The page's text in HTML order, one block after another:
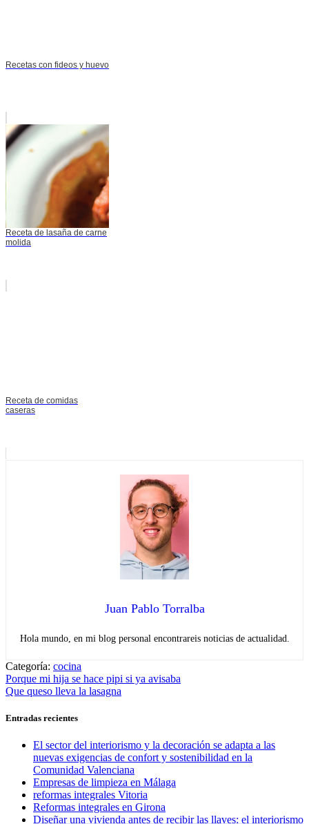
Recetas con fideos y huevo
Receta de lasaña de carne
molida
Receta de comidas
caseras
Juan Pablo Torralba
Hola mundo, en mi blog personal encontrareis noticias de actualidad.
Categoría: cocina
Navegación
de
entradas
Entrada
anterior:
Porque mi hija se hace pipi si ya avisaba
Entrada
Que queso lleva la lasagna
Entradas recientes
El sector del interiorismo y la decoración se adapta a las
nuevas exigencias de confort y sostenibilidad en la
Comunidad Valenciana
Empresas de limpieza en Málaga
reformas integrales Vitoria
Reformas integrales en Girona
Diseñar una vivienda antes de recibir las llaves: el interiorismo